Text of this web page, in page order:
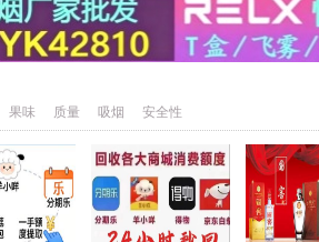
果味 质量 吸烟 安全性